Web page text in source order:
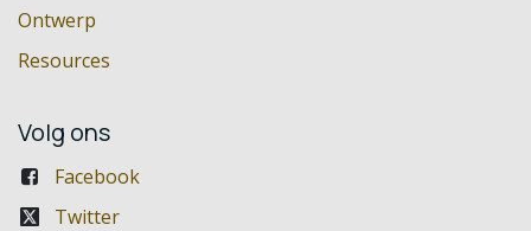
Ontwerp
Resources
Volg ons
Facebook
Twitter